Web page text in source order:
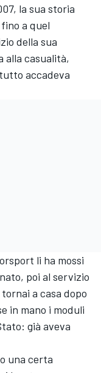
la sua storia
a quel
della sua
alla casualità,
accadeva
li ha mossi
poi al servizio
a casa dopo
in mano i moduli
già aveva
una certa